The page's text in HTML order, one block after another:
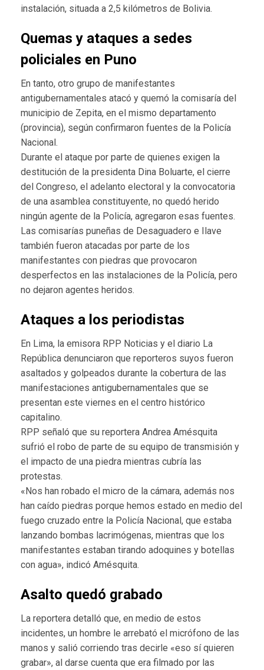
instalación, situada a 2,5 kilómetros de Bolivia.
Quemas y ataques a sedes
policiales en Puno
En tanto, otro grupo de manifestantes
antigubernamentales atacó y quemó la comisaría del
municipio de Zepita, en el mismo departamento
(provincia), según confirmaron fuentes de la Policía
Nacional.
Durante el ataque por parte de quienes exigen la
destitución de la presidenta Dina Boluarte, el cierre
del Congreso, el adelanto electoral y la convocatoria
de una asamblea constituyente, no quedó herido
ningún agente de la Policía, agregaron esas fuentes.
Las comisarías puneñas de Desaguadero e Ilave
también fueron atacadas por parte de los
manifestantes con piedras que provocaron
desperfectos en las instalaciones de la Policía, pero
no dejaron agentes heridos.
Ataques a los periodistas
En Lima, la emisora RPP Noticias y el diario La
República denunciaron que reporteros suyos fueron
asaltados y golpeados durante la cobertura de las
manifestaciones antigubernamentales que se
presentan este viernes en el centro histórico
capitalino.
RPP señaló que su reportera Andrea Amésquita
sufrió el robo de parte de su equipo de transmisión y
el impacto de una piedra mientras cubría las
protestas.
«Nos han robado el micro de la cámara, además nos
han caído piedras porque hemos estado en medio del
fuego cruzado entre la Policía Nacional, que estaba
lanzando bombas lacrimógenas, mientras que los
manifestantes estaban tirando adoquines y botellas
con agua», indicó Amésquita.
Asalto quedó grabado
La reportera detalló que, en medio de estos
incidentes, un hombre le arrebató el micrófono de las
manos y salió corriendo tras decirle «eso sí quieren
grabar», al darse cuenta que era filmado por las